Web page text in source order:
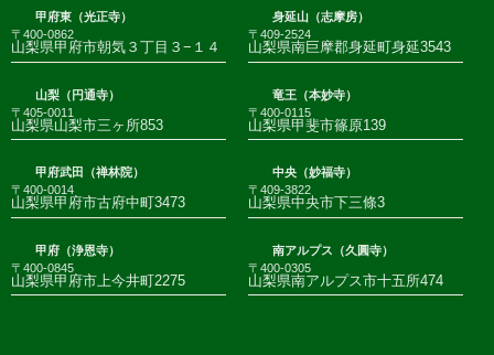
甲府東（光正寺）
〒400-0862
山梨県甲府市朝気３丁目３−１４
身延山（志摩房）
〒409-2524
山梨県南巨摩郡身延町身延3543
山梨（円通寺）
〒405-0011
山梨県山梨市三ヶ所853
竜王（本妙寺）
〒400-0115
山梨県甲斐市篠原139
甲府武田（禅林院）
〒400-0014
山梨県甲府市古府中町3473
中央（妙福寺）
〒409-3822
山梨県中央市下三條3
甲府（浄恩寺）
〒400-0845
山梨県甲府市上今井町2275
南アルプス（久圓寺）
〒400-0305
山梨県南アルプス市十五所474